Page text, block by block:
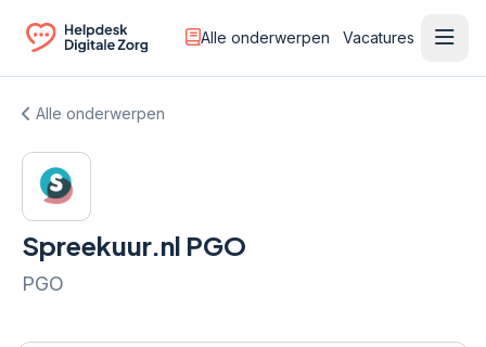
Ga naar de homepagina
Alle onderwerpen Vacatures
Alle onderwerpen
Spreekuur.nl PGO
PGO